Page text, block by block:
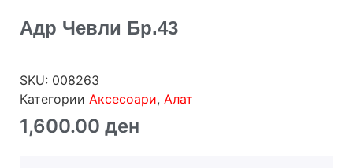
Адр Чевли Бр.43
SKU: 008263
Категории Аксесоари, Алат
1,600.00 ден